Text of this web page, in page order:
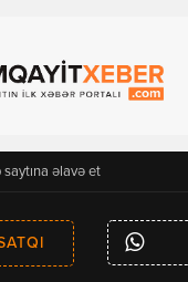
saytına əlavə et